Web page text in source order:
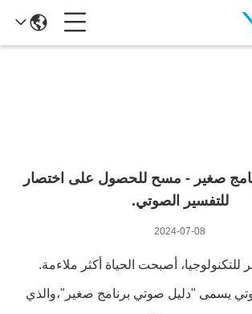
صغير - مسح للحصول على اختصار
للتفسير الصوتي.
2024-07-08
للتكنولوجيا، أصبحت الحياة أكثر ملاءمة.
يسمى "دليل صوتي برنامج صغير"،والذي